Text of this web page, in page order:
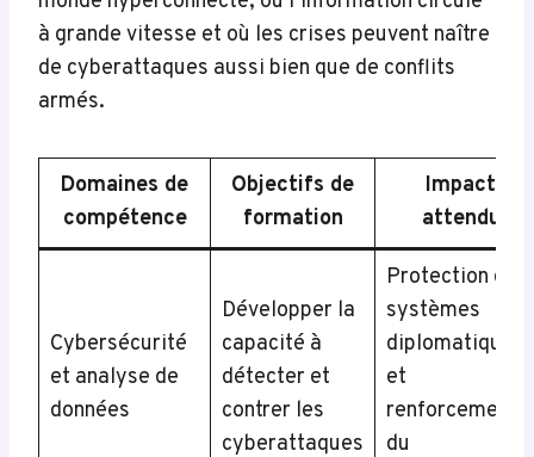
à grande vitesse et où les crises peuvent naître
de cyberattaques aussi bien que de conflits
armés.
Domaines de
compétence
Objectifs de
formation
Impact
attendu
Cybersécurité
et analyse de
données
Développer la
capacité à
détecter et
contrer les
cyberattaques
Protection des
systèmes
diplomatiques
et
renforcement
du